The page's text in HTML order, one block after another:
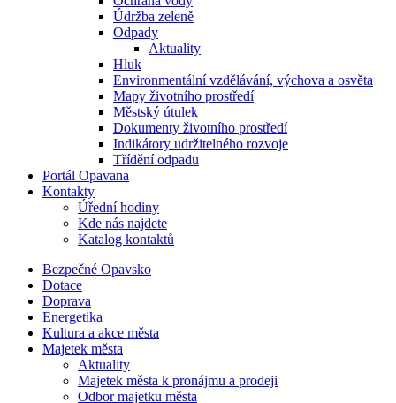
Údržba zeleně
Odpady
Aktuality
Hluk
Environmentální vzdělávání, výchova a osvěta
Mapy životního prostředí
Městský útulek
Dokumenty životního prostředí
Indikátory udržitelného rozvoje
Třídění odpadu
Portál Opavana
Kontakty
Úřední hodiny
Kde nás najdete
Katalog kontaktů
Bezpečné Opavsko
Dotace
Doprava
Energetika
Kultura a akce města
Majetek města
Aktuality
Majetek města k pronájmu a prodeji
Odbor majetku města